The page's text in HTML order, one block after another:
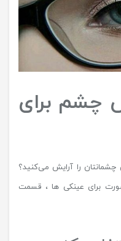
چشم برای
را آرایش می‌کنید؟
برای عینکی ها ، قسمت